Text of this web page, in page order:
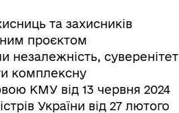
та захисників
проєктом
незалежність, суверенітет
комплексну
КМУ від 13 червня 2024
України від 27 лютого